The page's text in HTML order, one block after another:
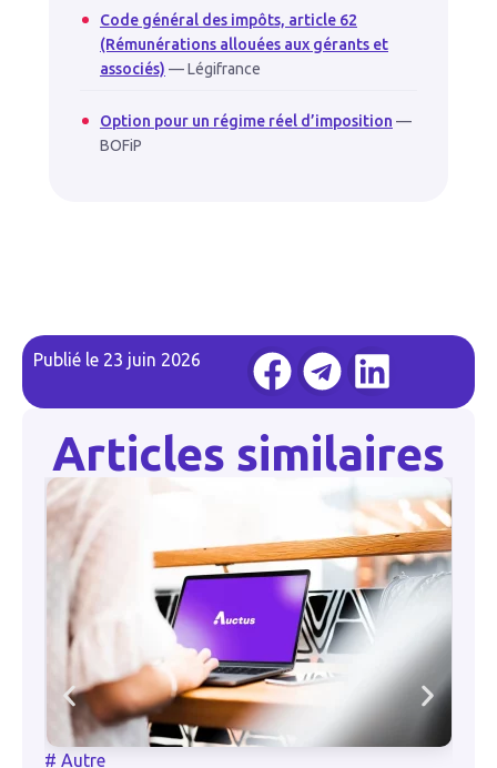
Code général des impôts, article 62
(Rémunérations allouées aux gérants et
associés) — Légifrance
Option pour un régime réel d’imposition —
BOFiP
Publié le 23 juin 2026
Articles similaires
# Autre